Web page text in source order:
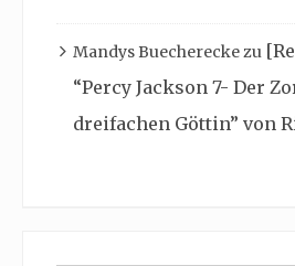
Mandys Buechereckezu
“Percy Jackson 7- Der
dreifachen Göttin” von